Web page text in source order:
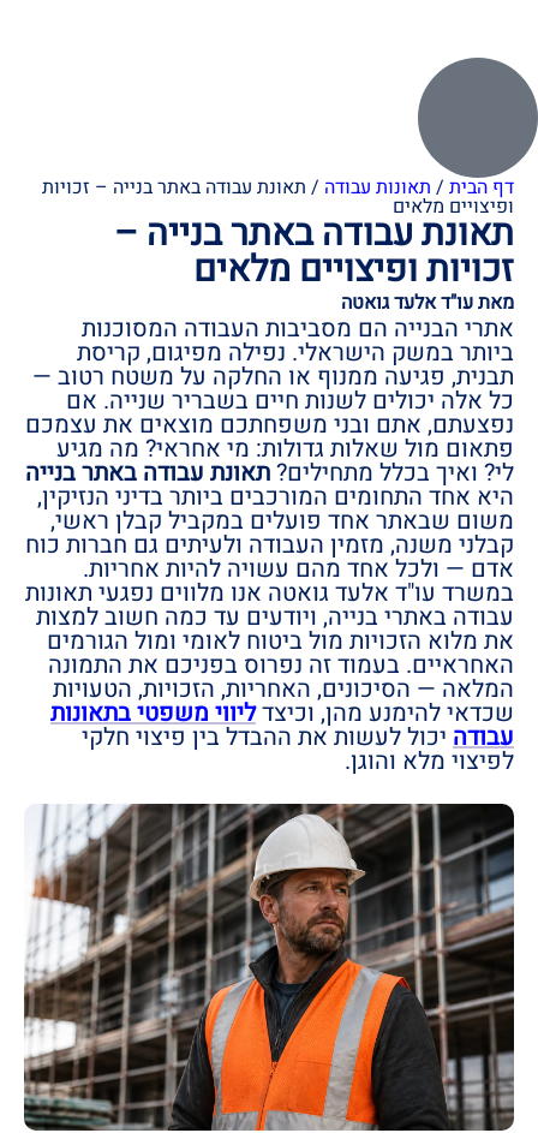
דף הבית / תאונות עבודה / תאונת עבודה באתר בנייה – זכויות
ופיצויים מלאים
תאונת עבודה באתר בנייה –
זכויות ופיצויים מלאים
מאת עו"ד אלעד גואטה
אתרי הבנייה הם מסביבות העבודה המסוכנות
ביותר במשק הישראלי. נפילה מפיגום, קריסת
תבנית, פגיעה ממנוף או החלקה על משטח רטוב —
כל אלה יכולים לשנות חיים בשבריר שנייה. אם
נפצעתם, אתם ובני משפחתכם מוצאים את עצמכם
פתאום מול שאלות גדולות: מי אחראי? מה מגיע
לי? ואיך בכלל מתחילים?תאונת עבודה באתר בנייה
היא אחד התחומים המורכבים ביותר בדיני הנזיקין,
משום שבאתר אחד פועלים במקביל קבלן ראשי,
קבלני משנה, מזמין העבודה ולעיתים גם חברות כוח
אדם — ולכל אחד מהם עשויה להיות אחריות.
במשרד עו"ד אלעד גואטה אנו מלווים נפגעי תאונות
עבודה באתרי בנייה, ויודעים עד כמה חשוב למצות
את מלוא הזכויות מול ביטוח לאומי ומול הגורמים
האחראיים. בעמוד זה נפרוס בפניכם את התמונה
המלאה — הסיכונים, האחריות, הזכויות, הטעויות
שכדאי להימנע מהן, וכיצדליווי משפטי בתאונות
עבודה יכול לעשות את ההבדל בין פיצוי חלקי
לפיצוי מלא והוגן.